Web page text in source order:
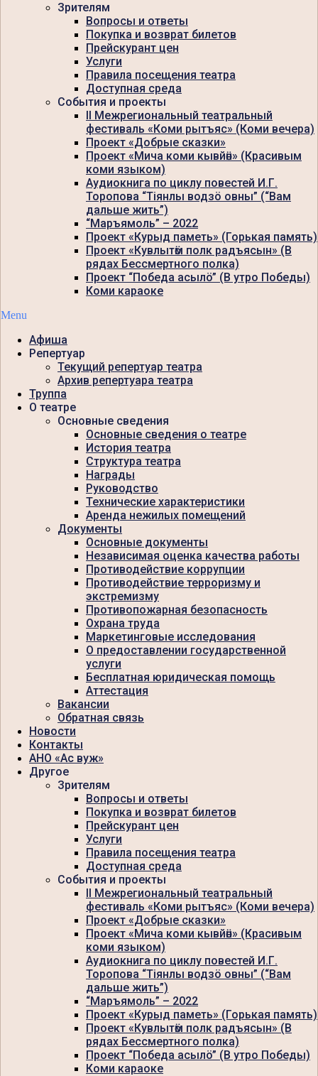
Зрителям
Вопросы и ответы
Покупка и возврат билетов
Прейскурант цен
Услуги
Правила посещения театра
Доступная среда
События и проекты
II Межрегиональный театральный
фестиваль «Коми рытъяс» (Коми вечера)
Проект «Добрые сказки»
Проект «Мича коми кывйӧн» (Красивым
коми языком)
Аудиокнига по циклу повестей И.Г.
Торопова “Тiянлы водзö овны” (“Вам
дальше жить”)
“Маръямоль” – 2022
Проект «Курыд паметь» (Горькая память)
Проект «Кувлытӧм полк радъясын» (В
рядах Бессмертного полка)
Проект “Победа асылö” (В утро Победы)
Коми караоке
Menu
Афиша
Репертуар
Текущий репертуар театра
Архив репертуара театра
Труппа
О театре
Основные сведения
Основные сведения о театре
История театра
Структура театра
Награды
Руководство
Технические характеристики
Аренда нежилых помещений
Документы
Основные документы
Независимая оценка качества работы
Противодействие коррупции
Противодействие терроризму и
экстремизму
Противопожарная безопасность
Охрана труда
Маркетинговые исследования
О предоставлении государственной
услуги
Бесплатная юридическая помощь
Аттестация
Вакансии
Обратная связь
Новости
Контакты
АНО «Ас вуж»
Другое
Зрителям
Вопросы и ответы
Покупка и возврат билетов
Прейскурант цен
Услуги
Правила посещения театра
Доступная среда
События и проекты
II Межрегиональный театральный
фестиваль «Коми рытъяс» (Коми вечера)
Проект «Добрые сказки»
Проект «Мича коми кывйӧн» (Красивым
коми языком)
Аудиокнига по циклу повестей И.Г.
Торопова “Тiянлы водзö овны” (“Вам
дальше жить”)
“Маръямоль” – 2022
Проект «Курыд паметь» (Горькая память)
Проект «Кувлытӧм полк радъясын» (В
рядах Бессмертного полка)
Проект “Победа асылö” (В утро Победы)
Коми караоке